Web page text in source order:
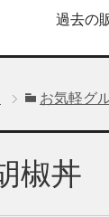
過去の
お気軽グ
椒丼